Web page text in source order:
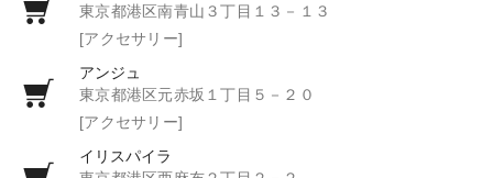
東京都港区南青山３丁目１３－１３
[アクセサリー]
アンジュ
東京都港区元赤坂１丁目５－２０
[アクセサリー]
イリスパイラ